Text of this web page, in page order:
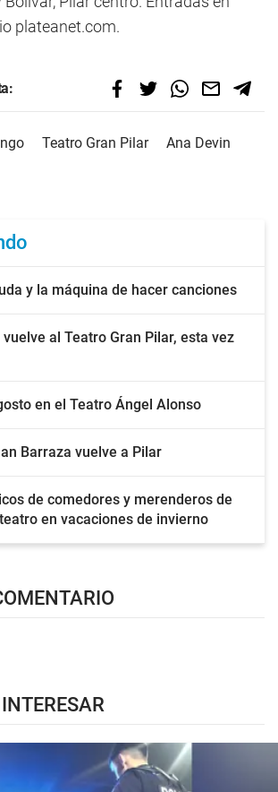
plateanet.com.
Teatro Gran Pilar
Ana Devin
y la máquina de hacer canciones
vuelve al Teatro Gran Pilar, esta vez
en el Teatro Ángel Alonso
Barraza vuelve a Pilar
de comedores y merenderos de
en vacaciones de invierno